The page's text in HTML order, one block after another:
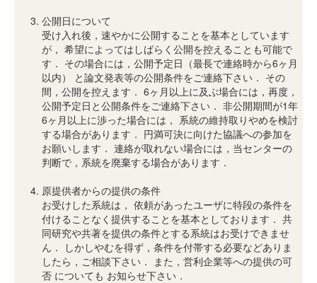
公開日について
受け入れ後，速やかに公開することを基本としています
が， 希望によってはしばらく公開を控えることも可能で
す． その場合には，公開予定日（最長で連絡時から6ヶ月
以内） と論文発表等の公開条件をご連絡下さい． その
間，公開を控えます． 6ヶ月以上に及ぶ場合には，再度，
公開予定日と公開条件をご連絡下さい． 非公開期間が1年
6ヶ月以上に渉った場合には， 系統の維持取りやめを検討
する場合があります． 円満可決に向けた協議への参加を
お願いします． 連絡が取れない場合には，当センターの
判断で，系統を廃棄する場合があります．
原提供者からの提供の条件
お受けした系統は， 依頼があったユーザに特段の条件を
付けることなく提供することを基本としております． 共
同研究や共著を提供の条件とする系統はお受けできませ
ん． しかしやむを得ず，条件を付帯する必要などありま
したら，ご相談下さい． また，営利企業等への提供の可
否 についても お知らせ下さい．